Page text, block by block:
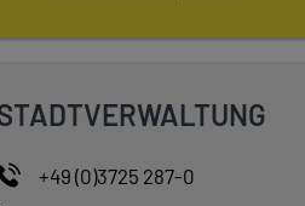
+49 (0)3725 287-0